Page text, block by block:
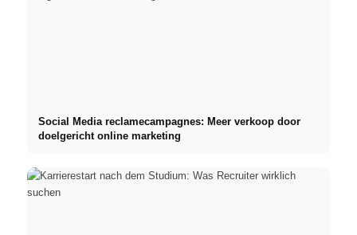
Social Media reclamecampagnes: Meer verkoop door
doelgericht online marketing